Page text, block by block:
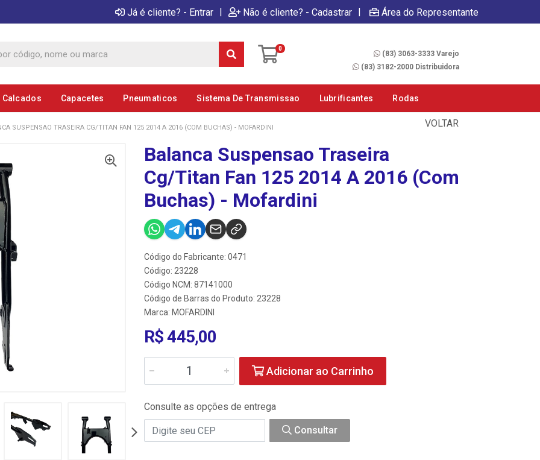
Já é cliente? - Entrar | Não é cliente? - Cadastrar | Área do Representante
0
(83) 3063-3333 Varejo
(83) 3182-2000 Distribuidora
Calcados Capacetes Pneumaticos Sistema De Transmissao Lubrificantes Rodas
VOLTAR
SUSPENSAO TRASEIRA CG/TITAN FAN 125 2014 A 2016 (COM BUCHAS) - MOFARDINI
Balanca Suspensao Traseira
Cg/Titan Fan 125 2014 A 2016 (Com
Buchas) - Mofardini
Código do Fabricante: 0471
Código: 23228
Código NCM: 87141000
Código de Barras do Produto: 23228
Marca: MOFARDINI
R$ 445,00
Adicionar ao Carrinho
Consulte as opções de entrega
Consultar